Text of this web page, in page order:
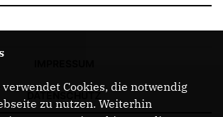
verwendet Cookies, die notwendig
zu nutzen. Weiterhin